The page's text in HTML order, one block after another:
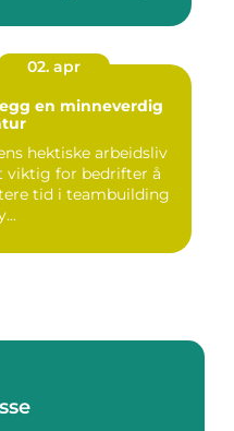
02. apr
en minneverdig
hektiske arbeidsliv
viktig for bedrifter å
tid i teambuilding